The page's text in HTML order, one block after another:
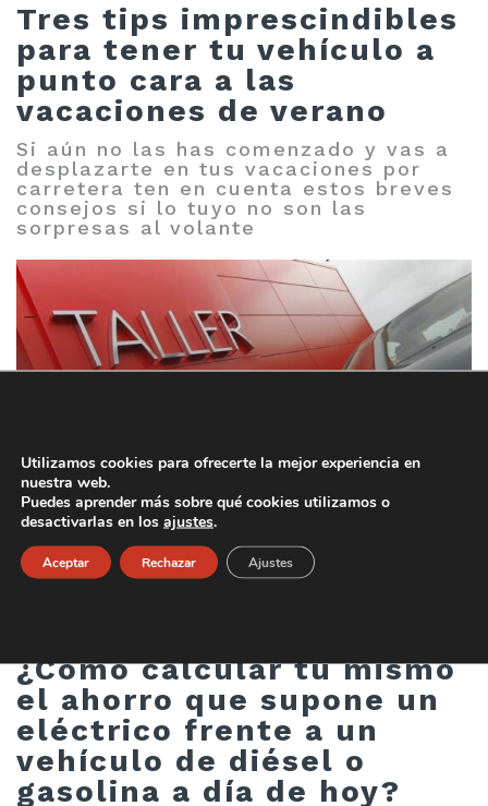
Tres tips imprescindibles
para tener tu vehículo a
punto cara a las
vacaciones de verano
Si aún no las has comenzado y vas a
desplazarte en tus vacaciones por
carretera ten en cuenta estos breves
consejos si lo tuyo no son las
sorpresas al volante
reyes de los viajes y desplazamientos por
carretera en nuestro país...
29-06-2022
¿Cómo calcular tú mismo
el ahorro que supone un
eléctrico frente a un
vehículo de diésel o
gasolina a día de hoy?
Utilizamos cookies para ofrecerte la mejor experiencia en
nuestra web.
Puedes aprender más sobre qué cookies utilizamos o
desactivarlas en los ajustes.
Aceptar Rechazar Ajustes